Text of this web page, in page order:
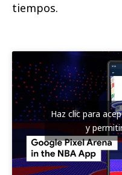
tiempos.
Haz clic para
y